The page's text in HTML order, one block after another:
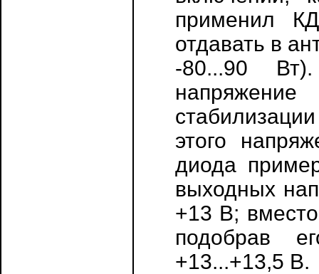
применил
отдавать в
-80...90
этого
диода
выходных
+13 В;
подобрав
+13...+13,5 В.